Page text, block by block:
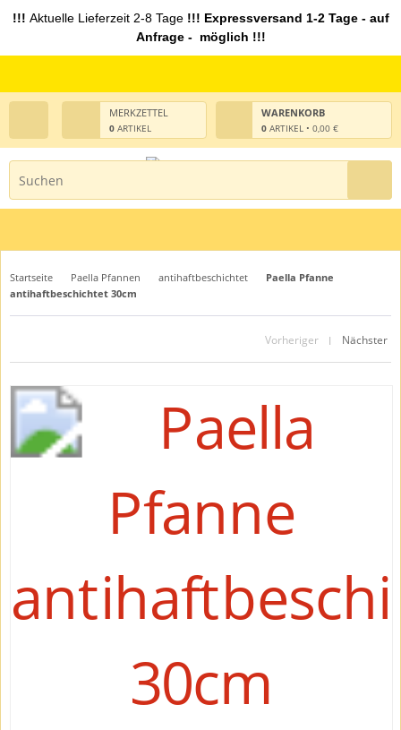
!!! Aktuelle Lieferzeit 2-8 Tage !!! Expressversand 1-2 Tage - auf
Anfrage - möglich !!!
WARENKORB
0 ARTIKEL • 0,00 €
MERKZETTEL
0 ARTIKEL
Startseite Paella Pfannen antihaftbeschichtet
Paella Pfanne
antihaftbeschichtet 30cm
Vorheriger | Nächster